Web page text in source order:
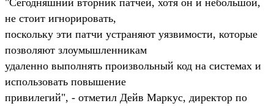
не стоит игнорировать,
поскольку эти патчи устраняют уязвимости, которые
позволяют злоумышленникам
удаленно выполнять произвольный код на системах и
использовать повышение
привилегий", - отметил Дейв Маркус, директор по